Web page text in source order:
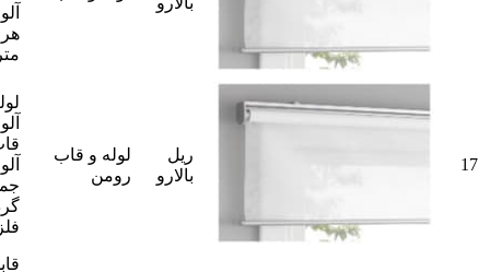
17
ریل
بالارو
لوله و قاب
رومن